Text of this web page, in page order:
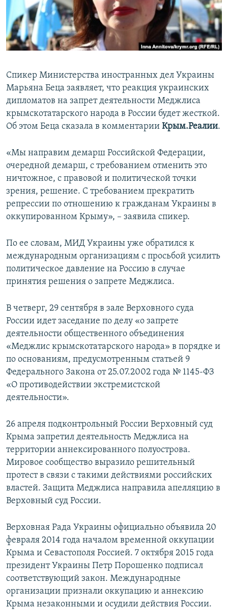
ПОБЕДИТЕЛЕЙ НЕ СУДЯТ?
КРЫМ.НЕПОКОРЕННЫЙ
ELIFBE
ПРИСОЕДИНЯЙТЕСЬ!
Все сайты RFE/RL
Спикер Министерства иностранных дел Украины
Марьяна Беца заявляет, что реакция украинских
дипломатов на запрет деятельности Меджлиса
крымскотатарского народа в России будет жесткой.
Об этом Беца сказала в комментарии Крым.Реалии.
«Мы направим демарш Российской Федерации,
очередной демарш, с требованием отменить это
ничтожное, с правовой и политической точки
зрения, решение. С требованием прекратить
репрессии по отношению к гражданам Украины в
оккупированном Крыму», – заявила спикер.
По ее словам, МИД Украины уже обратился к
международным организациям с просьбой усилить
политическое давление на Россию в случае
принятия решения о запрете Меджлиса.
В четверг, 29 сентября в зале Верховного суда
России идет заседание по делу «о запрете
деятельности общественного объединения
«Меджлис крымскотатарского народа» в порядке и
по основаниям, предусмотренным статьей 9
Федерального Закона от 25.07.2002 года № 1145-ФЗ
«О противодействии экстремистской
деятельности».
26 апреля подконтрольный России Верховный суд
Крыма запретил деятельность Меджлиса на
территории аннексированного полуострова.
Мировое сообщество выразило решительный
протест в связи с такими действиями российских
властей. Защита Меджлиса направила апелляцию в
Верховный суд России.
Верховная Рада Украины официально объявила 20
февраля 2014 года началом временной оккупации
Крыма и Севастополя Россией. 7 октября 2015 года
президент Украины Петр Порошенко подписал
соответствующий закон. Международные
организации признали оккупацию и аннексию
Крыма незаконными и осудили действия России.